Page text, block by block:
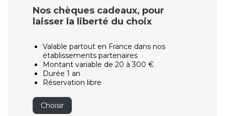
Nos chèques cadeaux, pour
laisser la liberté du choix
Valable partout en France dans nos
établissements partenaires
Montant variable de 20 à 300 €
Durée 1 an
Réservation libre
Choisir